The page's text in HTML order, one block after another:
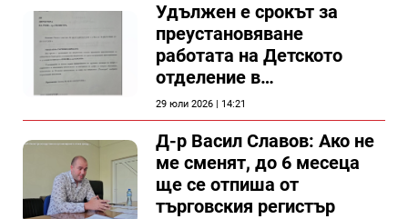
Удължен е срокът за
преустановяване
работата на Детското
отделение в
силистренската болница
29 юли 2026 | 14:21
Д-р Васил Славов: Ако не
ме сменят, до 6 месеца
ще се отпиша от
търговския регистър